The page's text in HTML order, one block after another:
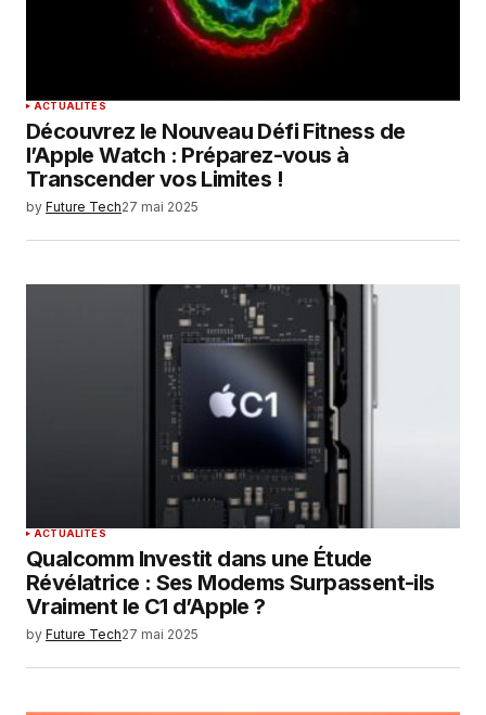
ACTUALITÉS
Découvrez le Nouveau Défi Fitness de
l’Apple Watch : Préparez-vous à
Transcender vos Limites !
by Future Tech27 mai 2025
ACTUALITÉS
Qualcomm Investit dans une Étude
Révélatrice : Ses Modems Surpassent-ils
Vraiment le C1 d’Apple ?
by Future Tech27 mai 2025